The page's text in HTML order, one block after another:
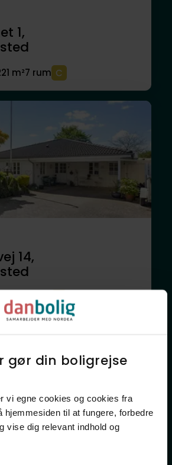
gør din boligrejse
vi egne cookies og cookies fra
hjemmesiden til at fungere, forbedre
vise dig relevant indhold og
1,
m²7 rum
14,
134 m² 3 rum